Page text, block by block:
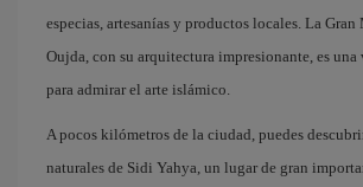
especias, artesanías y productos locales. La Gran
Oujda, con su arquitectura impresionante, es
para admirar el arte islámico.
A pocos kilómetros de la ciudad, puedes
naturales de Sidi Yahya, un lugar de gran